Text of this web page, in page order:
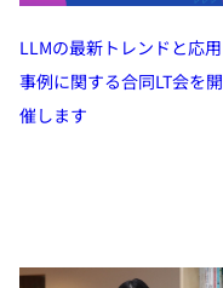
LLMの最新トレンドと応用
事例に関する合同LT会を開
催します